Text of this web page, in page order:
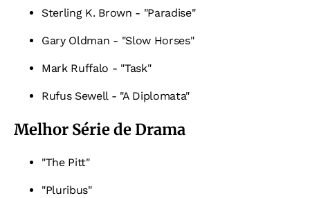
Sterling K. Brown - "Paradise"
Gary Oldman - "Slow Horses"
Mark Ruffalo - "Task"
Rufus Sewell - "A Diplomata"
Melhor Série de Drama
"The Pitt"
"Pluribus"